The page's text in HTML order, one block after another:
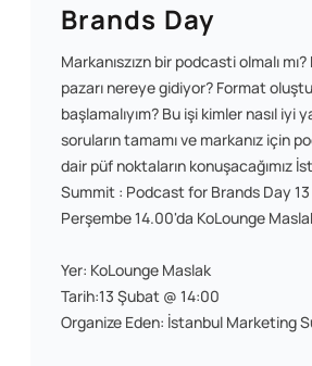
Brands Day
Markanıszızn bir podcasti olmalı
pazarı nereye gidiyor? Format
başlamalıyım? Bu işi kimler nasıl iyi
soruların tamamı ve markanız için
dair püf noktaların konuşacağımız
Summit : Podcast for Brands Day
Perşembe 14.00'da KoLounge
Yer: KoLounge Maslak
Tarih:13 Şubat @ 14:00
Organize Eden: İstanbul Marketing